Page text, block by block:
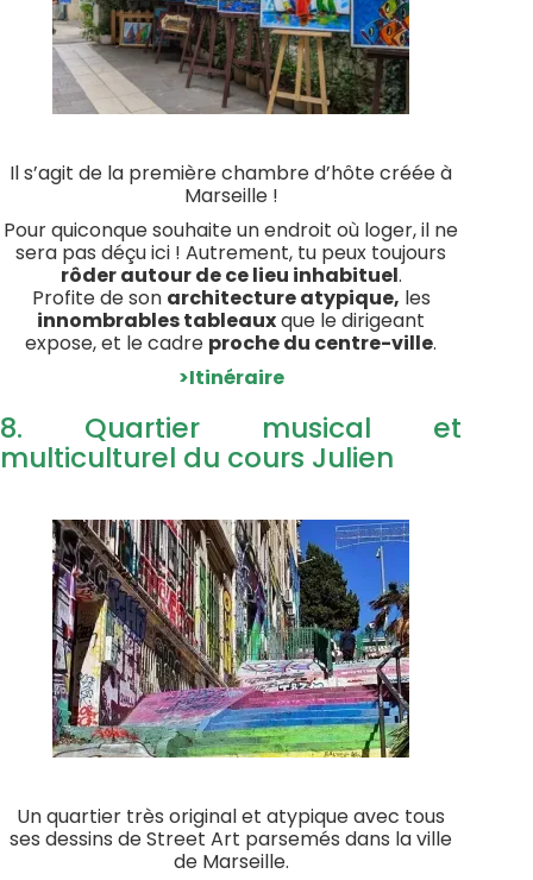
Il s’agit de la première chambre d’hôte créée à
Marseille !
Pour quiconque souhaite un endroit où loger, il ne
sera pas déçu ici ! Autrement, tu peux toujours
rôder autour de ce lieu inhabituel.
Profite de son architecture atypique, les
innombrables tableauxque le dirigeant
expose, et le cadre proche du centre-ville.
>Itinéraire
8. Quartier musical et
multiculturel du cours Julien
Un quartier très original et atypique avec tous
ses dessins de Street Art parsemés dans la ville
de Marseille.